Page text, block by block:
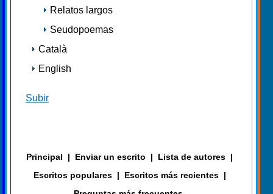
Relatos largos
Seudopoemas
Català
English
Subir
Principal | Enviar un escrito | Lista de autores |
Escritos populares | Escritos más recientes |